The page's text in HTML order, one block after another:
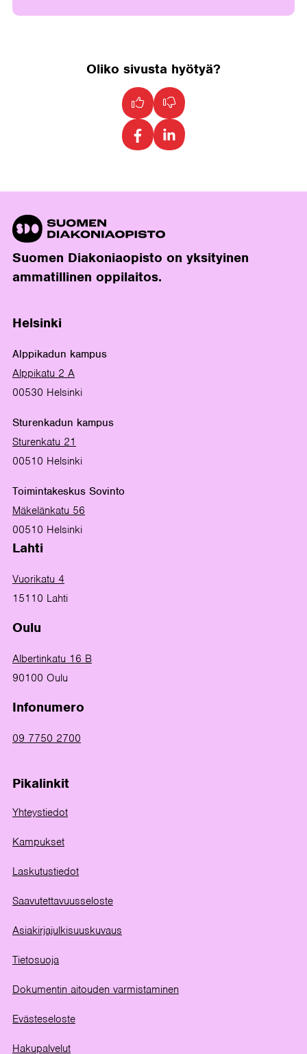
Oliko sivusta hyötyä?
Suomen Diakoniaopisto on yksityinen
ammatillinen oppilaitos.
Helsinki
Alppikadun kampus
Alppikatu 2 A
00530 Helsinki
Sturenkadun kampus
Sturenkatu 21
00510 Helsinki
Toimintakeskus Sovinto
Mäkelänkatu 56
00510 Helsinki
Lahti
Vuorikatu 4
15110 Lahti
Oulu
Albertinkatu 16 B
90100 Oulu
Infonumero
09 7750 2700
Pikalinkit
Yhteystiedot
Kampukset
Laskutustiedot
Saavutettavuusseloste
Asiakirjajulkisuuskuvaus
Tietosuoja
Dokumentin aitouden varmistaminen
Evästeseloste
Hakupalvelut